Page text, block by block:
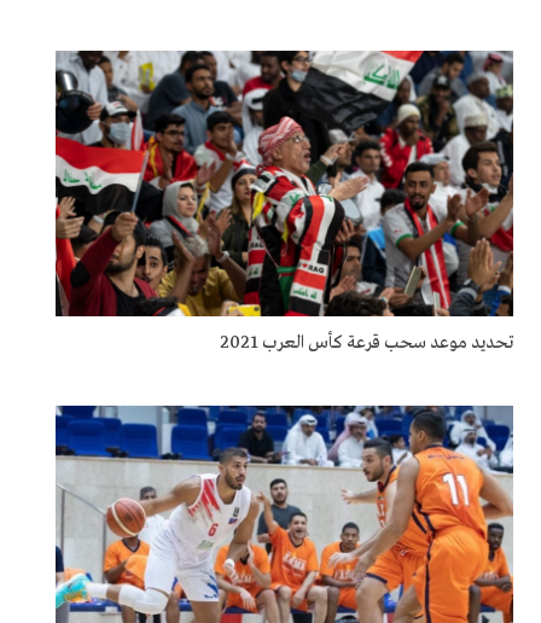
تحديد موعد سحب قرعة كأس العرب 2021